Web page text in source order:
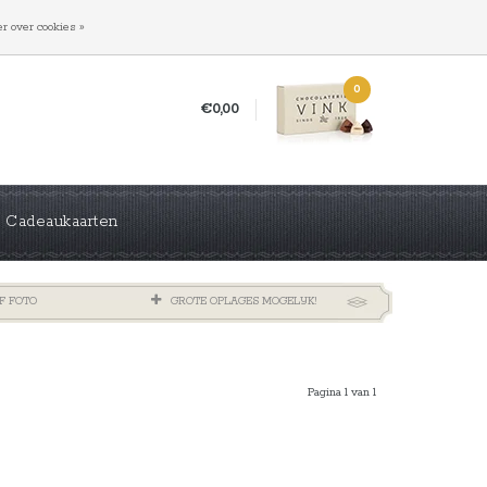
€0,00
0
Cadeaukaarten
FOTO GROTE OPLAGES MOGELIJK!
Pagina 1 van 1
over cookies »